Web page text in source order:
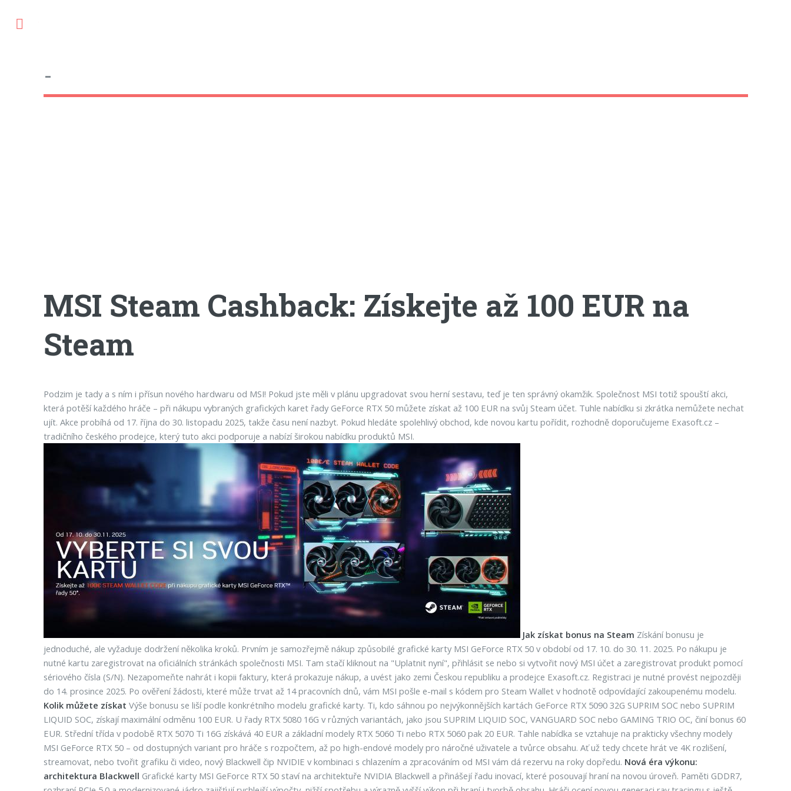
-
MSI Steam Cashback: Získejte až 100 EUR na
Steam
Podzim je tady a s ním i přísun nového hardwaru od MSI! Pokud jste měli v plánu upgradovat svou herní sestavu, teď je ten správný okamžik. Společnost MSI totiž spouští akci,
která potěší každého hráče – při nákupu vybraných grafických karet řady GeForce RTX 50 můžete získat až 100 EUR na svůj Steam účet. Tuhle nabídku si zkrátka nemůžete nechat
ujít. Akce probíhá od 17. října do 30. listopadu 2025, takže času není nazbyt. Pokud hledáte spolehlivý obchod, kde novou kartu pořídit, rozhodně doporučujeme Exasoft.cz –
tradičního českého prodejce, který tuto akci podporuje a nabízí širokou nabídku produktů MSI.
Jak získat bonus na Steam Získání bonusu je
jednoduché, ale vyžaduje dodržení několika kroků. Prvním je samozřejmě nákup způsobilé grafické karty MSI GeForce RTX 50 v období od 17. 10. do 30. 11. 2025. Po nákupu je
nutné kartu zaregistrovat na oficiálních stránkách společnosti MSI. Tam stačí kliknout na "Uplatnit nyní", přihlásit se nebo si vytvořit nový MSI účet a zaregistrovat produkt pomocí
sériového čísla (S/N). Nezapomeňte nahrát i kopii faktury, která prokazuje nákup, a uvést jako zemi Českou republiku a prodejce Exasoft.cz. Registraci je nutné provést nejpozději
do 14. prosince 2025. Po ověření žádosti, které může trvat až 14 pracovních dnů, vám MSI pošle e-mail s kódem pro Steam Wallet v hodnotě odpovídající zakoupenému modelu.
Kolik můžete získat Výše bonusu se liší podle konkrétního modelu grafické karty. Ti, kdo sáhnou po nejvýkonnějších kartách GeForce RTX 5090 32G SUPRIM SOC nebo SUPRIM
LIQUID SOC, získají maximální odměnu 100 EUR. U řady RTX 5080 16G v různých variantách, jako jsou SUPRIM LIQUID SOC, VANGUARD SOC nebo GAMING TRIO OC, činí bonus 60
EUR. Střední třída v podobě RTX 5070 Ti 16G získává 40 EUR a základní modely RTX 5060 Ti nebo RTX 5060 pak 20 EUR. Tahle nabídka se vztahuje na prakticky všechny modely
MSI GeForce RTX 50 – od dostupných variant pro hráče s rozpočtem, až po high-endové modely pro náročné uživatele a tvůrce obsahu. Ať už tedy chcete hrát ve 4K rozlišení,
streamovat, nebo tvořit grafiku či video, nový Blackwell čip NVIDIE v kombinaci s chlazením a zpracováním od MSI vám dá rezervu na roky dopředu. Nová éra výkonu:
architektura Blackwell Grafické karty MSI GeForce RTX 50 staví na architektuře NVIDIA Blackwell a přinášejí řadu inovací, které posouvají hraní na novou úroveň. Paměti GDDR7,